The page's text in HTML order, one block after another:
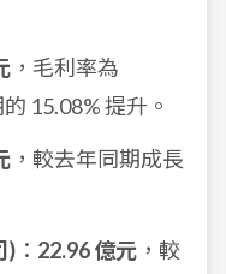
，毛利率為
15.08% 提升。
，較去年同期成長
) ： 22.96 億元 ，較